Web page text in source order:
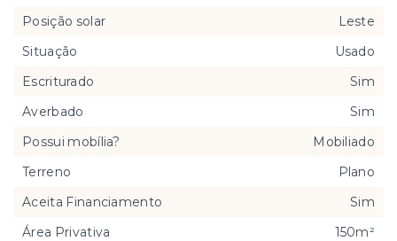
Posição solar
Leste
Situação
Usado
Escriturado
Sim
Averbado
Sim
Possui mobília?
Mobiliado
Terreno
Plano
Aceita Financiamento
Sim
Área Privativa
150m²